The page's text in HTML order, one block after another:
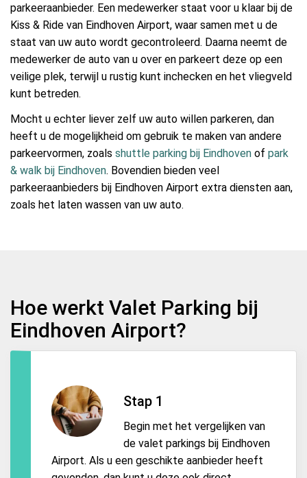
parkeeraanbieder. Een medewerker staat voor u klaar bij de
Kiss & Ride van Eindhoven Airport, waar samen met u de
staat van uw auto wordt gecontroleerd. Daarna neemt de
medewerker de auto van u over en parkeert deze op een
veilige plek, terwijl u rustig kunt inchecken en het vliegveld
kunt betreden.
Mocht u echter liever zelf uw auto willen parkeren, dan
heeft u de mogelijkheid om gebruik te maken van andere
parkeervormen, zoals shuttle parking bij Eindhoven of park
& walk bij Eindhoven. Bovendien bieden veel
parkeeraanbieders bij Eindhoven Airport extra diensten aan,
zoals het laten wassen van uw auto.
Hoe werkt Valet Parking bij
Eindhoven Airport?
Stap 1
Begin met het vergelijken van
de valet parkings bij Eindhoven
Airport. Als u een geschikte aanbieder heeft